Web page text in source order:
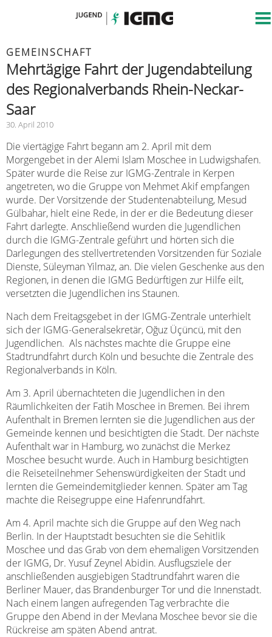
GEMEINSCHAFT
Mehrtägige Fahrt der Jugendabteilung
des Regionalverbands Rhein-Neckar-
Saar
30. April 2010
Die viertägige Fahrt begann am 2. April mit dem
Morgengebet in der Alemi Islam Moschee in Ludwigshafen.
Später wurde die Reise zur IGMG-Zentrale in Kerpen
angetreten, wo die Gruppe von Mehmet Akif empfangen
wurde. Der Vorsitzende der Studentenabteilung, Mesud
Gülbahar, hielt eine Rede, in der er die Bedeutung dieser
Fahrt darlegte. Anschließend wurden die Jugendlichen
durch die IGMG-Zentrale geführt und hörten sich die
Darlegungen des stellvertretenden Vorsitzenden für Soziale
Dienste, Süleyman Yilmaz, an. Die vielen Geschenke aus den
Regionen, in denen die IGMG Bedürftigen zur Hilfe eilt,
versetzten die Jugendlichen ins Staunen.
Nach dem Freitagsgebet in der IGMG-Zentrale unterhielt
sich der IGMG-Generalsekretär, Oğuz Üçüncü, mit den
Jugendlichen. Als nächstes machte die Gruppe eine
Stadtrundfahrt durch Köln und besuchte die Zentrale des
Regionalverbands in Köln.
Am 3. April übernachteten die Jugendlichen in den
Räumlichkeiten der Fatih Moschee in Bremen. Bei ihrem
Aufenthalt in Bremen lernten sie die Jugendlichen aus der
Gemeinde kennen und besichtigten die Stadt. Der nächste
Aufenthalt war in Hamburg, wo zunächst die Merkez
Moschee besucht wurde. Auch in Hamburg besichtigten
die Reiseteilnehmer Sehenswürdigkeiten der Stadt und
lernten die Gemeindemitglieder kennen. Später am Tag
machte die Reisegruppe eine Hafenrundfahrt.
Am 4. April machte sich die Gruppe auf den Weg nach
Berlin. In der Hauptstadt besuchten sie die Sehitlik
Moschee und das Grab von dem ehemaligen Vorsitzenden
der IGMG, Dr. Yusuf Zeynel Abidin. Ausflugsziele der
anschließenden ausgiebigen Stadtrundfahrt waren die
Berliner Mauer, das Brandenburger Tor und die Innenstadt.
Nach einem langen aufregenden Tag verbrachte die
Gruppe den Abend in der Mevlana Moschee bevor sie die
Rückreise am späten Abend antrat.